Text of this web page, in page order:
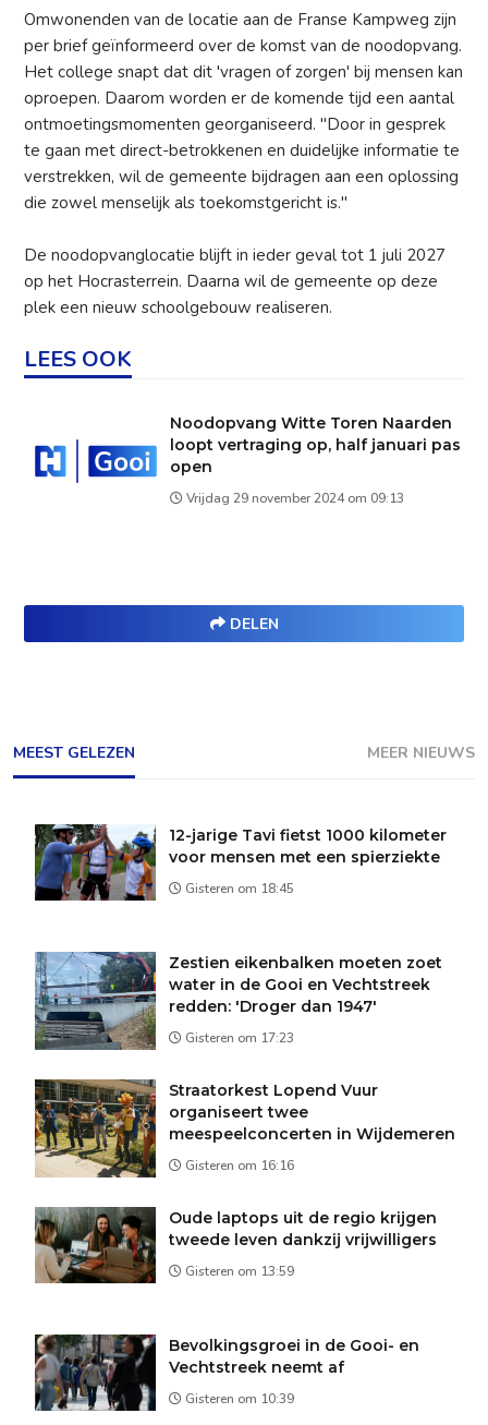
Omwonenden van de locatie aan de Franse Kampweg zijn
per brief geïnformeerd over de komst van de noodopvang.
Het college snapt dat dit 'vragen of zorgen' bij mensen kan
oproepen. Daarom worden er de komende tijd een aantal
ontmoetingsmomenten georganiseerd. "Door in gesprek
te gaan met direct-betrokkenen en duidelijke informatie te
verstrekken, wil de gemeente bijdragen aan een oplossing
die zowel menselijk als toekomstgericht is."
De noodopvanglocatie blijft in ieder geval tot 1 juli 2027
op het Hocrasterrein. Daarna wil de gemeente op deze
plek een nieuw schoolgebouw realiseren.
LEES OOK
Noodopvang Witte Toren Naarden
loopt vertraging op, half januari pas
open
Vrijdag 29 november 2024 om 09:13
DELEN
MEEST GELEZEN MEER NIEUWS
12-jarige Tavi fietst 1000 kilometer
voor mensen met een spierziekte
Gisteren om 18:45
Zestien eikenbalken moeten zoet
water in de Gooi en Vechtstreek
redden: 'Droger dan 1947'
Gisteren om 17:23
Straatorkest Lopend Vuur
organiseert twee
meespeelconcerten in Wijdemeren
Gisteren om 16:16
Oude laptops uit de regio krijgen
tweede leven dankzij vrijwilligers
Gisteren om 13:59
Bevolkingsgroei in de Gooi- en
Vechtstreek neemt af
Gisteren om 10:39